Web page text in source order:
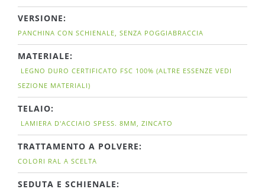
VERSIONE:
PANCHINA CON SCHIENALE, SENZA POGGIABRACCIA
MATERIALE:
LEGNO DURO CERTIFICATO FSC 100% (ALTRE ESSENZE VEDI
SEZIONE MATERIALI)
TELAIO:
LAMIERA D'ACCIAIO SPESS. 8MM, ZINCATO
TRATTAMENTO A POLVERE:
COLORI RAL A SCELTA
SEDUTA E SCHIENALE: